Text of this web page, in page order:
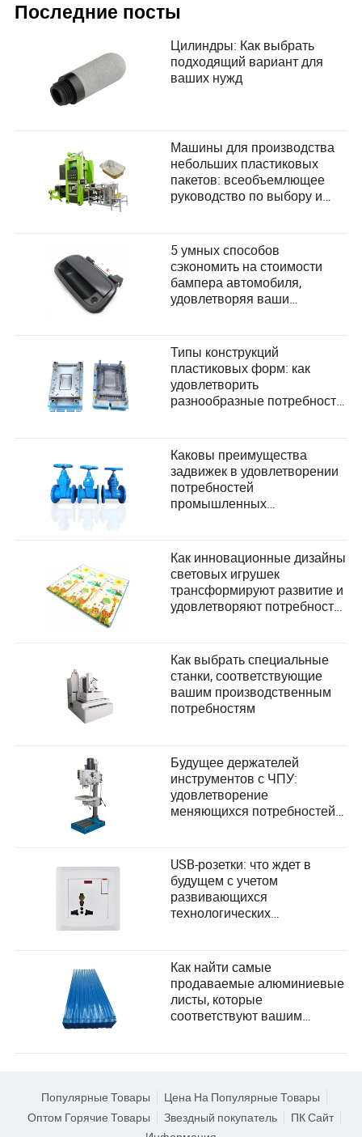
Последние посты
Цилиндры: Как выбрать
подходящий вариант для
ваших нужд
Машины для производства
небольших пластиковых
пакетов: всеобъемлющее
руководство по выбору и
5 умных способов
сэкономить на стоимости
бампера автомобиля,
удовлетворяя ваши
Типы конструкций
пластиковых форм: как
удовлетворить
разнообразные потребности
производстве?
Каковы преимущества
задвижек в удовлетворении
потребностей
промышленных
Как инновационные дизайны
световых игрушек
трансформируют развитие и
удовлетворяют потребности
Как выбрать специальные
станки, соответствующие
вашим производственным
потребностям
Будущее держателей
инструментов с ЧПУ:
удовлетворение
меняющихся потребностей
технологических достижений
USB-розетки: что ждет в
будущем с учетом
развивающихся
технологических
пользователей
Как найти самые
продаваемые алюминиевые
листы, которые
соответствуют вашим
Популярные Товары
Цена На Популярные Товары
Оптом Горячие Товары
Звездный покупатель
ПК Сайт